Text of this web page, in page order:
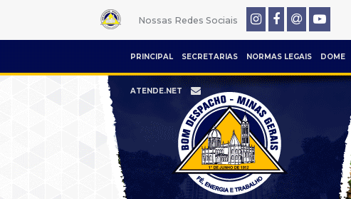
Nossas Redes Sociais
PRINCIPAL SECRETARIAS NORMAS LEGAIS DOME
ATENDE.NET